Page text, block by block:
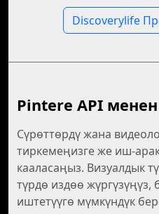
Discoverylife
Pintere API
Сүрөттөрдү жана
тиркемеңизге же иш-
кааласаңыз. Визуалдык
түрдө издөө жүргүзүңүз,
иштетүүгө мүмкүндүк